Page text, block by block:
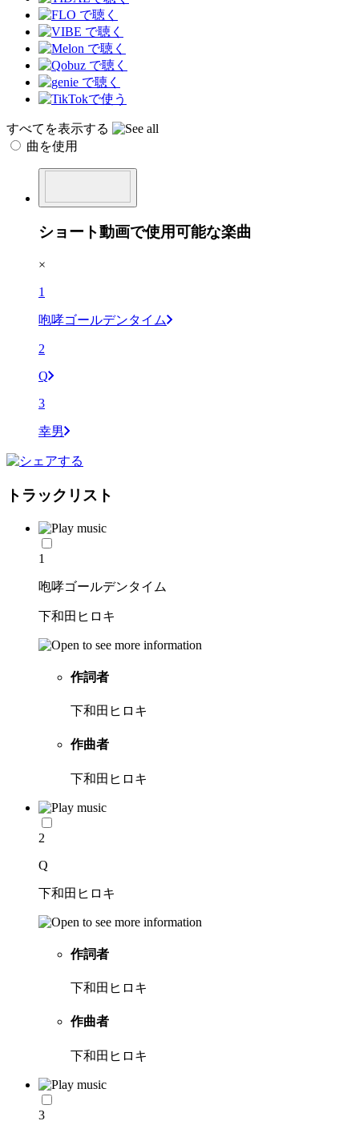
すべてを表示する
曲を使用
ショート動画で使用可能な楽曲
×
1
咆哮ゴールデンタイム
2
Q
3
幸男
トラックリスト
1
咆哮ゴールデンタイム
下和田ヒロキ
作詞者
下和田ヒロキ
作曲者
下和田ヒロキ
2
Q
下和田ヒロキ
作詞者
下和田ヒロキ
作曲者
下和田ヒロキ
3